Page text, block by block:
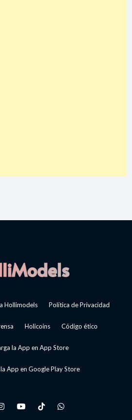
Hollimodels Política de Privacidad
Holicoins Código ético
la App en App Store
App en Google Play Store